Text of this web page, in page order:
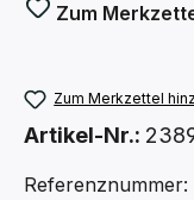
Zum
Zum Merkzettel
Artikel-Nr.:
Referenznummer: